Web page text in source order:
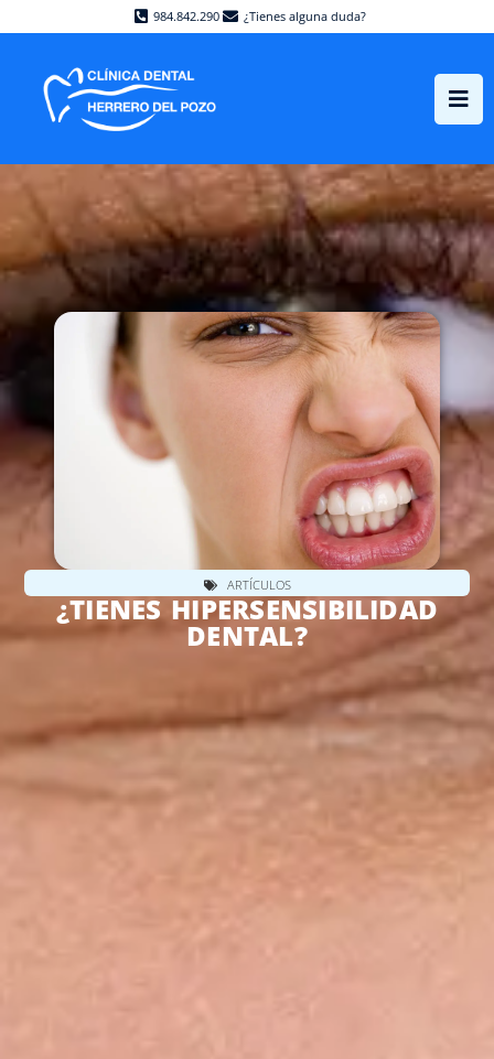
984.842.290 ¿Tienes alguna duda?
ARTÍCULOS
¿TIENES HIPERSENSIBILIDAD
DENTAL?